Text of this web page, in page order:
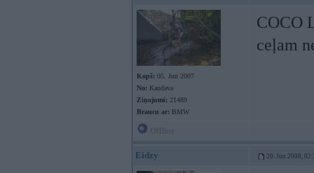
Kopš: 05. Jun 2007
No: Kandava
Ziņojumi: 21489
Braucu ar: BMW
COCO
ceļam
Eidzy 20. Jun 2008,